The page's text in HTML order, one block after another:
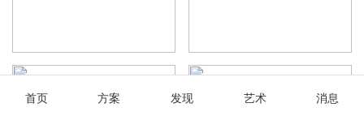
首页 方案 发现 艺术 消息